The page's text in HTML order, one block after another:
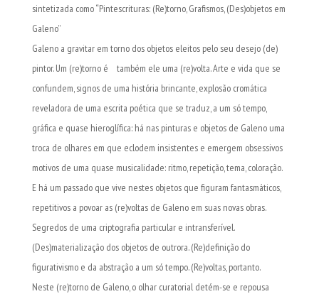
sintetizada como “Pintescrituras: (Re)torno, Grafismos, (Des)objetos em
Galeno”
Galeno a gravitar em torno dos objetos eleitos pelo seu desejo (de)
pintor. Um (re)torno é também ele uma (re)volta. Arte e vida que se
confundem, signos de uma história brincante, explosão cromática
reveladora de uma escrita poética que se traduz, a um só tempo,
gráfica e quase hieroglífica: há nas pinturas e objetos de Galeno uma
troca de olhares em que eclodem insistentes e emergem obsessivos
motivos de uma quase musicalidade: ritmo, repetição, tema, coloração.
E há um passado que vive nestes objetos que figuram fantasmáticos,
repetitivos a povoar as (re)voltas de Galeno em suas novas obras.
Segredos de uma criptografia particular e intransferível.
(Des)materialização dos objetos de outrora. (Re)definição do
figurativismo e da abstração a um só tempo. (Re)voltas, portanto.
Neste (re)torno de Galeno, o olhar curatorial detém-se e repousa